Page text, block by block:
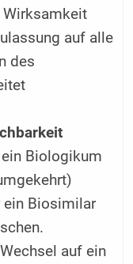
auf alle
des
Biologikum
Biosimilar
auf ein